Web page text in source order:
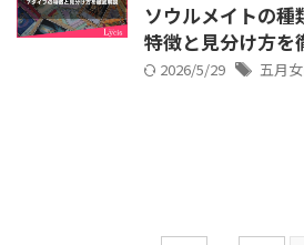
ソウルメイトの種
特徴と見分け方を
2026/5/29 五月